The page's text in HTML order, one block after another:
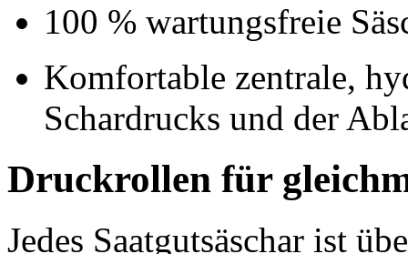
100 % wartungsfreie
Komfortable zentrale,
Schardrucks und der
Druckrollen für
Jedes Saatgutsäschar ist